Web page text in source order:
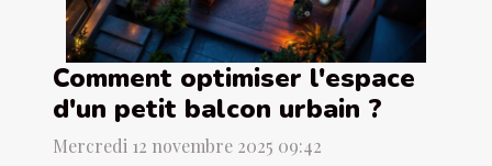
Comment optimiser l'espace
d'un petit balcon urbain ?
Mercredi 12 novembre 2025 09:42